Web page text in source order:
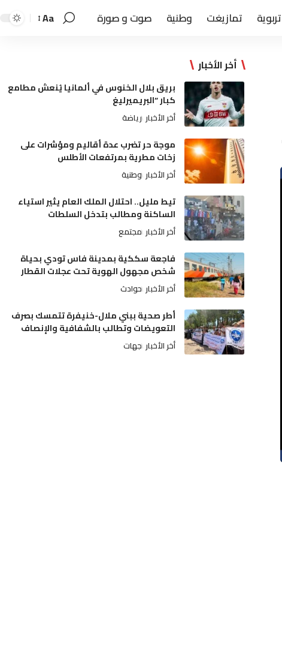
تربوية تمازيغت وطنية صوت و صورة Aa
أخر الأخبار
بريق بلال الخنوس في ألمانيا يُنعش مطامع
كبار “البريميرليغ
أخر الأخبار رياضة
موجة حر تضرب عدة أقاليم ومؤشرات على
زخات مطرية بمرتفعات الأطلس
أخر الأخبار وطنية
تيط مليل.. احتلال الملك العام يثير استياء
الساكنة ومطالب بتدخل السلطات
أخر الأخبار مجتمع
فاجعة سككية بمدينة فاس تودي بحياة
شخص مجهول الهوية تحت عجلات القطار
أخر الأخبار حوادث
أطر صحية ببني ملال-خنيفرة تتمسك بصرف
التعويضات وتطالب بالشفافية والإنصاف
أخر الأخبار جهات